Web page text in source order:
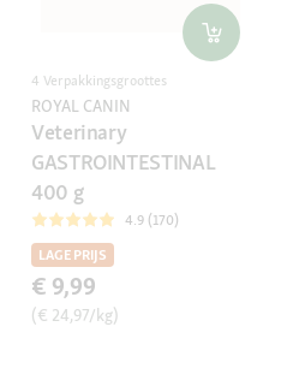
4 Verpakkingsgroottes
ROYAL CANIN
Veterinary
GASTROINTESTINAL
400 g
4.9 (170)
LAGE PRIJS
€ 9,99
(€ 24,97/kg)